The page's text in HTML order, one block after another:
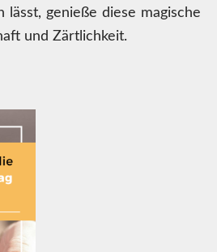
lässt, genieße diese magische
und Zärtlichkeit.